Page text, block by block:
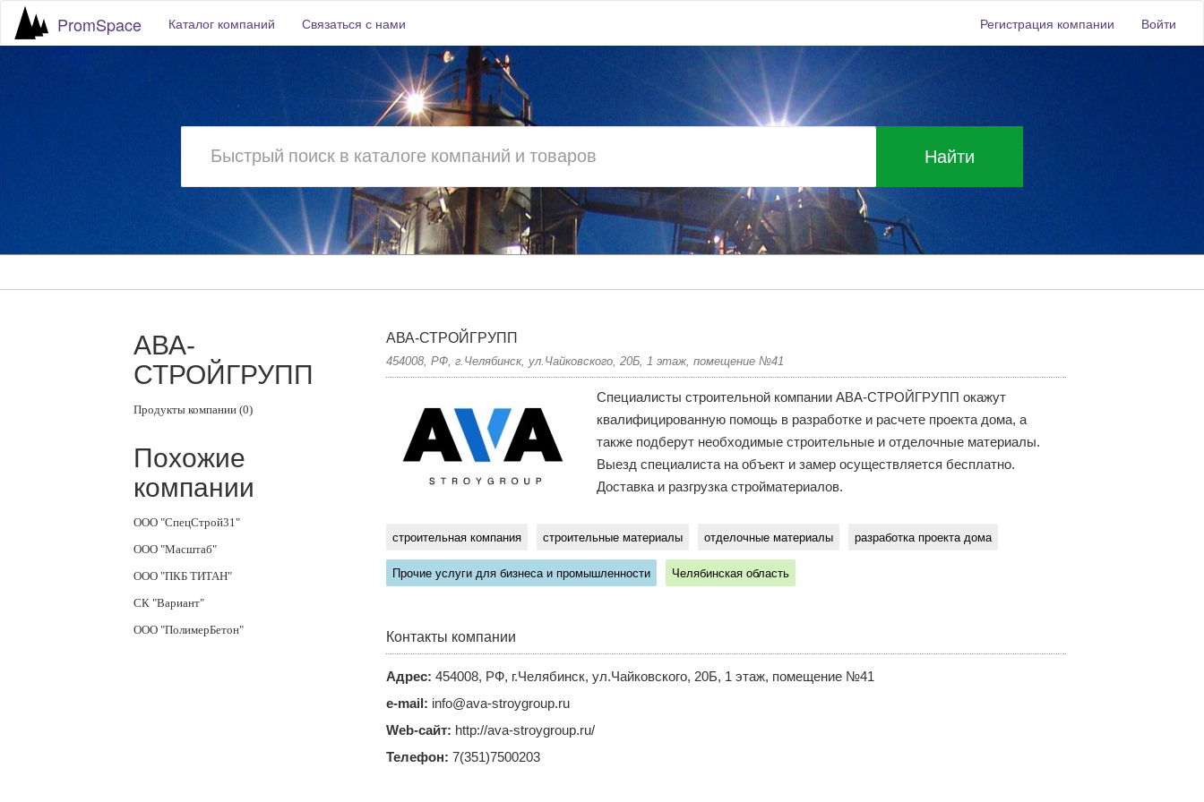
PromSpace Каталог компаний Связаться с нами Регистрация компании Войти
Найти
АВА-
СТРОЙГРУПП
Продукты компании (0)
Похожие
компании
ООО "СпецСтрой31"
ООО "Масштаб"
ООО "ПКБ ТИТАН"
СК "Вариант"
ООО "ПолимерБетон"
АВА-СТРОЙГРУПП
454008, РФ, г.Челябинск, ул.Чайковского, 20Б, 1 этаж, помещение №41
Специалисты строительной компании АВА-СТРОЙГРУПП окажут
квалифицированную помощь в разработке и расчете проекта дома, а
также подберут необходимые строительные и отделочные материалы.
Выезд специалиста на объект и замер осуществляется бесплатно.
Доставка и разгрузка стройматериалов.
строительная компания строительные материалы отделочные материалы разработка проекта дома
Прочие услуги для бизнеса и промышленности Челябинская область
Контакты компании
Адрес: 454008, РФ, г.Челябинск, ул.Чайковского, 20Б, 1 этаж, помещение №41
e-mail: info@ava-stroygroup.ru
Web-сайт: http://ava-stroygroup.ru/
Телефон: 7(351)7500203